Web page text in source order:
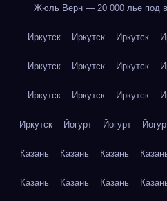
Жюль Верн — 20 000 лье под
Иркутск Иркутск Иркутск
Иркутск Иркутск Иркутск
Иркутск Иркутск Иркутск
Иркутск Йогурт Йогурт
Казань Казань Казань
Казань Казань Казань